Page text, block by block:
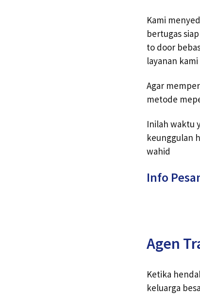
Kami
bertugas
to door
layanan kami
Agar
metode
Inilah waktu
keunggulan
wahid
Info
Agen
Ketika
keluarga